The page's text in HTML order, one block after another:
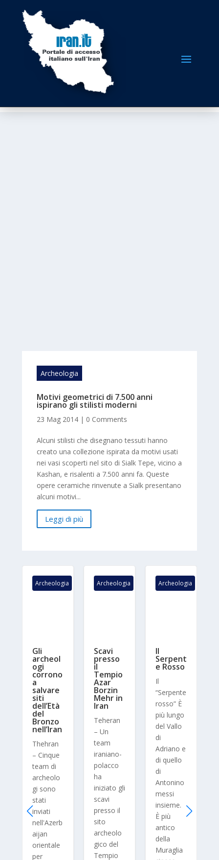
Archeologia
Motivi geometrici di 7.500 anni
ispirano gli stilisti moderni
23 Mag 2014| 0 Comments
Alcuni stilisti che disegnano tessuti hanno
creato una collezione ispirata da motivi usati
nei vasi scoperti nel sito di Sialk Tepe, vicino a
Kashan, e risalenti a 7.500 anni fa. Queste
opere ceramiche rinvenute a Sialk presentano
alcuni motivi...
Leggi di più
Archeologia
Gli
archeol
ogi
corrono
a
salvare
siti
dell’Età
del
Bronzo
nell’Iran
Thehran
– Cinque
team di
archeolo
gi sono
stati
inviati
nell'Azerb
aijan
orientale
per
Archeologia
Scavi
presso
il
Tempio
Azar
Borzin
Mehr in
Iran
Teheran
– Un
team
iraniano-
polacco
ha
iniziato gli
scavi
presso il
sito
archeolo
gico del
Tempio
Archeologia
Il
Serpent
e Rosso
Il
“Serpente
rosso” È
più lungo
del Vallo
di
Adriano e
di quello
di
Antonino
messi
insieme.
È più
antico
della
Muraglia